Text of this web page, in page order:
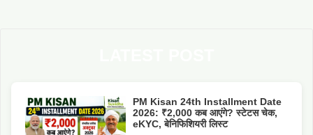
PM Kisan 24th Installment Date
2026: ₹2,000 कब आएंगे? स्टेटस चेक,
eKYC, बेनिफिशियरी लिस्ट